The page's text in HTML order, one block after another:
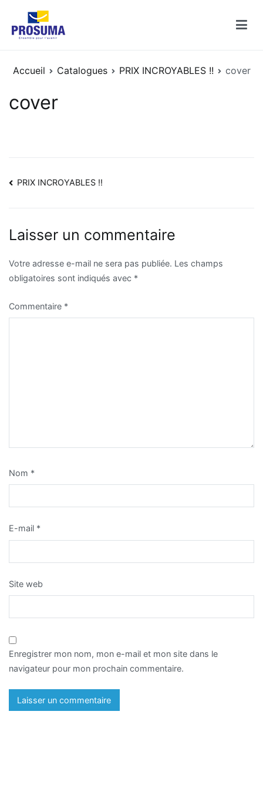
contenu
Accueil Catalogues PRIX INCROYABLES !! cover
cover
Navigation
l’article
PRIX INCROYABLES !!
Laisser un commentaire
Votre adresse e-mail ne sera pas publiée. Les champs
obligatoires sont indiqués avec *
Commentaire *
Nom *
E-mail *
Site web
Enregistrer mon nom, mon e-mail et mon site dans le
navigateur pour mon prochain commentaire.